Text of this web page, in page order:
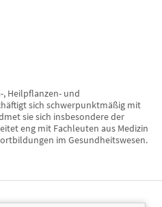
Heilpflanzen- und
sich schwerpunktmäßig mit
sie sich insbesondere der
eng mit Fachleuten aus Medizin
im Gesundheitswesen.